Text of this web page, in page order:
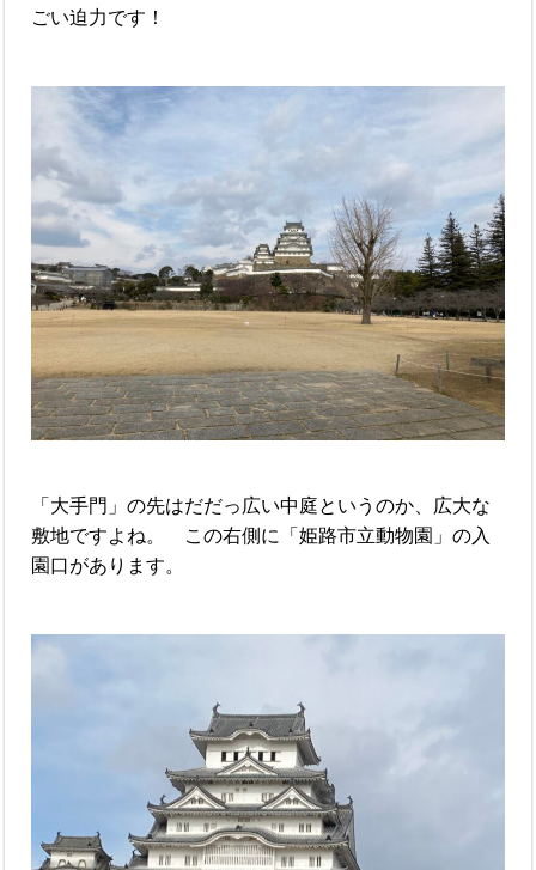
ごい迫力です！
「大手門」の先はだだっ広い中庭というのか、広大な
敷地ですよね。 この右側に「姫路市立動物園」の入
園口があります。